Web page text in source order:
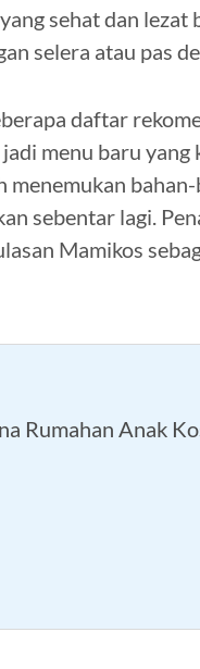
sehat dan lezat
selera atau pas
daftar
menu baru
menemukan
sebentar lagi.
Mamikos
Rumahan Anak